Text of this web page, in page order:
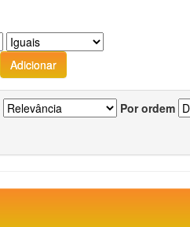
Por ordem